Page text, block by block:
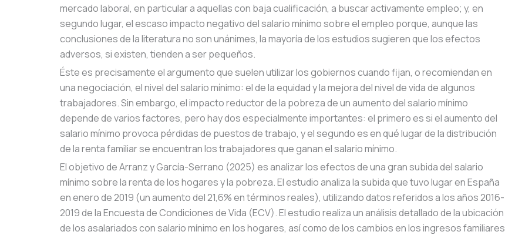
mercado laboral, en particular a aquellas con baja cualificación, a buscar activamente empleo; y, en
segundo lugar, el escaso impacto negativo del salario mínimo sobre el empleo porque, aunque las
conclusiones de la literatura no son unánimes, la mayoría de los estudios sugieren que los efectos
adversos, si existen, tienden a ser pequeños.
Éste es precisamente el argumento que suelen utilizar los gobiernos cuando fijan, o recomiendan en
una negociación, el nivel del salario mínimo: el de la equidad y la mejora del nivel de vida de algunos
trabajadores. Sin embargo, el impacto reductor de la pobreza de un aumento del salario mínimo
depende de varios factores, pero hay dos especialmente importantes: el primero es si el aumento del
salario mínimo provoca pérdidas de puestos de trabajo, y el segundo es en qué lugar de la distribución
de la renta familiar se encuentran los trabajadores que ganan el salario mínimo.
El objetivo de Arranz y García-Serrano (2025) es analizar los efectos de una gran subida del salario
mínimo sobre la renta de los hogares y la pobreza. El estudio analiza la subida que tuvo lugar en España
en enero de 2019 (un aumento del 21,6% en términos reales), utilizando datos referidos a los años 2016-
2019 de la Encuesta de Condiciones de Vida (ECV). El estudio realiza un análisis detallado de la ubicación
de los asalariados con salario mínimo en los hogares, así como de los cambios en los ingresos familiares